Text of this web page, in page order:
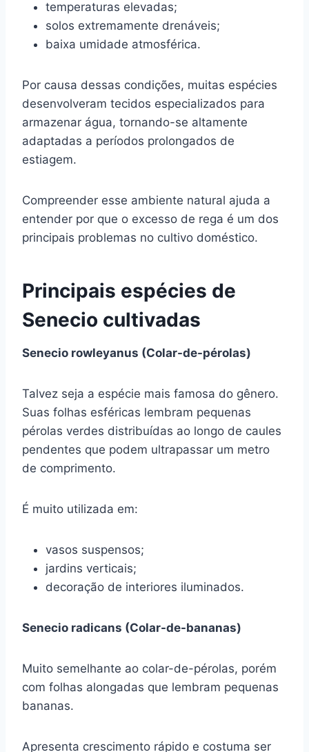
temperaturas elevadas;
solos extremamente drenáveis;
baixa umidade atmosférica.
Por causa dessas condições, muitas espécies
desenvolveram tecidos especializados para
armazenar água, tornando-se altamente
adaptadas a períodos prolongados de
estiagem.
Compreender esse ambiente natural ajuda a
entender por que o excesso de rega é um dos
principais problemas no cultivo doméstico.
Principais espécies de
Senecio cultivadas
Senecio rowleyanus (Colar-de-pérolas)
Talvez seja a espécie mais famosa do gênero.
Suas folhas esféricas lembram pequenas
pérolas verdes distribuídas ao longo de caules
pendentes que podem ultrapassar um metro
de comprimento.
É muito utilizada em:
vasos suspensos;
jardins verticais;
decoração de interiores iluminados.
Senecio radicans (Colar-de-bananas)
Muito semelhante ao colar-de-pérolas, porém
com folhas alongadas que lembram pequenas
bananas.
Apresenta crescimento rápido e costuma ser